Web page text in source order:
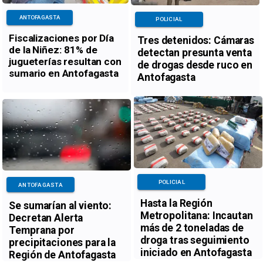
Fiscalizaciones por Día
de la Niñez: 81% de
jugueterías resultan con
sumario en Antofagasta
ANTOFAGASTA
Tres detenidos: Cámaras
detectan presunta venta
de drogas desde ruco en
Antofagasta
POLICIAL
Se sumarían al viento:
Decretan Alerta
Temprana por
precipitaciones para la
Región de Antofagasta
ANTOFAGASTA
Hasta la Región
Metropolitana: Incautan
más de 2 toneladas de
droga tras seguimiento
iniciado en Antofagasta
POLICIAL